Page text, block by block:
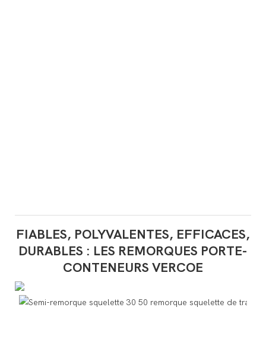
FIABLES, POLYVALENTES, EFFICACES,
DURABLES : LES REMORQUES PORTE-
CONTENEURS VERCOE